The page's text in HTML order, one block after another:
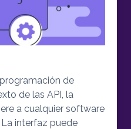
de
de las API, la
a cualquier software
interfaz puede